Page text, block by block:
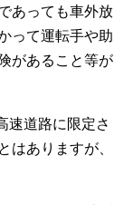
あっても車外放
って運転手や助
があること等が
速道路に限定さ
はありますが、